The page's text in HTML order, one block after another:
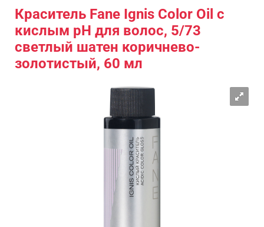
Краситель Fane Ignis Color Oil с
кислым pH для волос, 5/73
светлый шатен коричнево-
золотистый, 60 мл